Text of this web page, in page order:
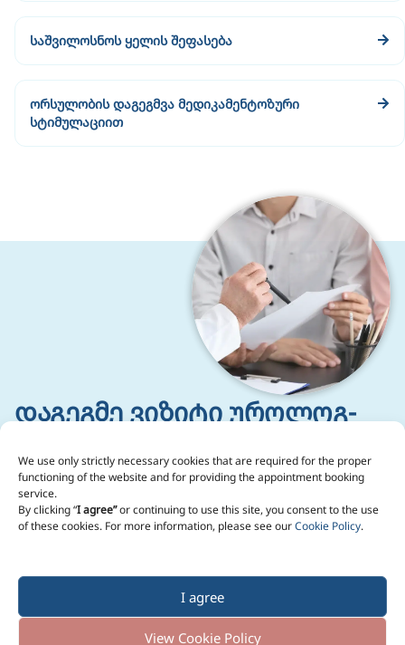
We use only strictly necessary cookies that are required for the proper
functioning of the website and for providing the appointment booking
service.
By clicking “I agree”or continuing to use this site, you consent to the use
of these cookies. For more information, please see ourCookie Policy.
I agree
View Cookie Policy
საშვილოსნოს ყელის შეფასება
ორსულობის დაგეგმვა მედიკამენტოზური
სტიმულაციით
დაგეგმე ვიზიტი უროლოგ-
თბილისის, ქუთაისის და ბათუმის ფილიალებში
დაგვიკავშირდი ახლავე
Back to top
Mail: hello@reproartclinic.com